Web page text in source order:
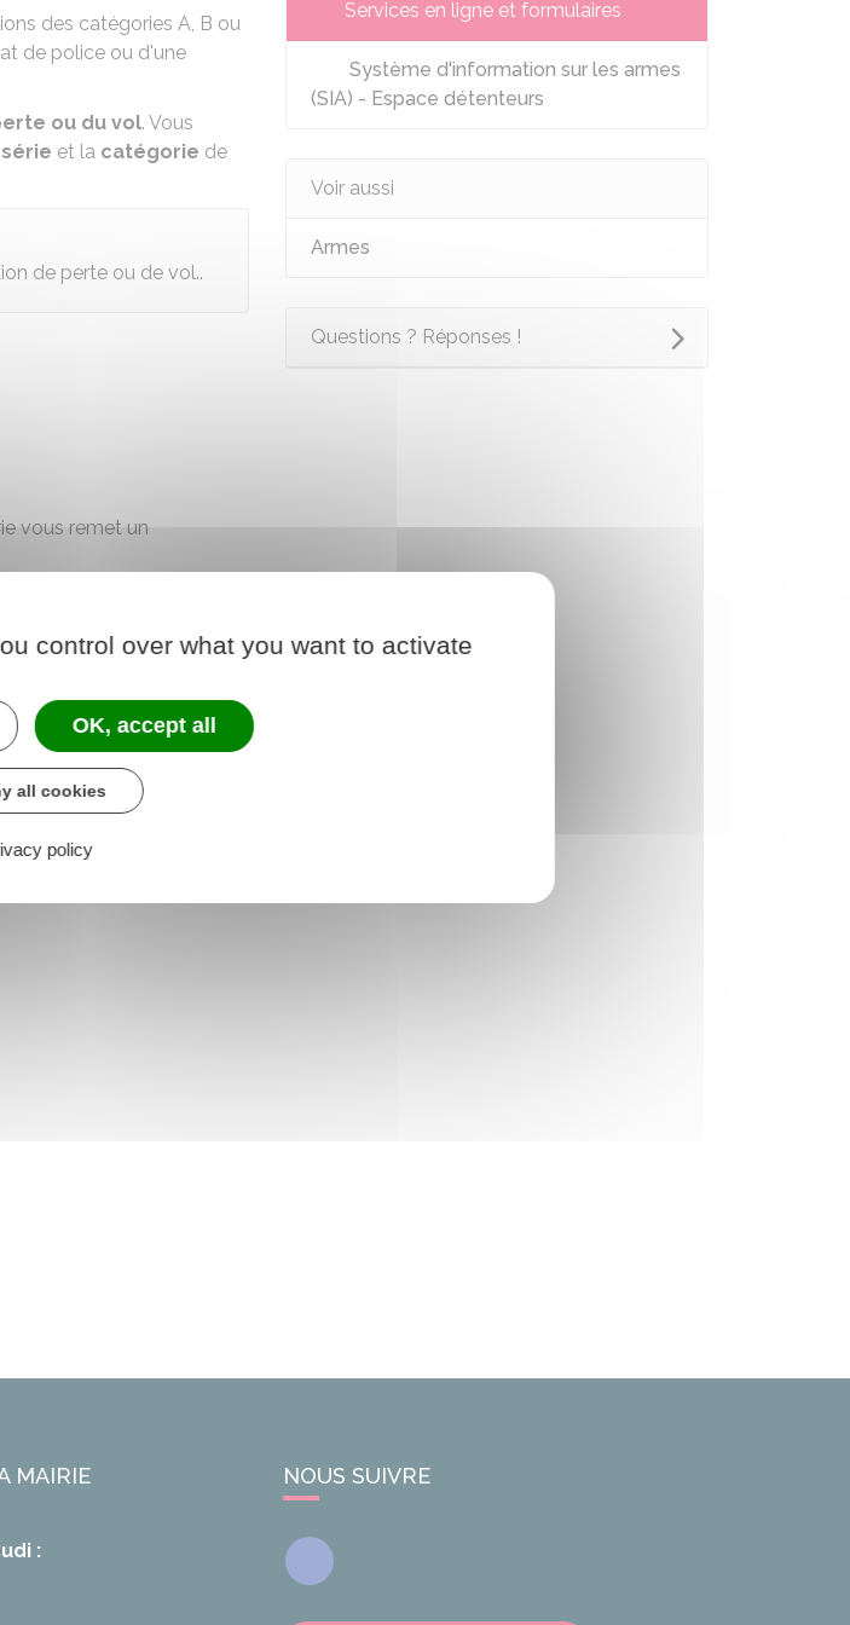
des catégories A, B ou
de police ou d'une
ou du vol. Vous
et la catégorie de
de perte ou de vol..
vous remet un
préfecture qui vous a
Services en ligne et formulaires
Système d'information sur les armes
(SIA) - Espace détenteurs
Voir aussi
Armes
Questions ? Réponses !
MAIRIE
:
NOUS SUIVRE
Facebook
control over what you want to activate
OK, accept all
all cookies
policy